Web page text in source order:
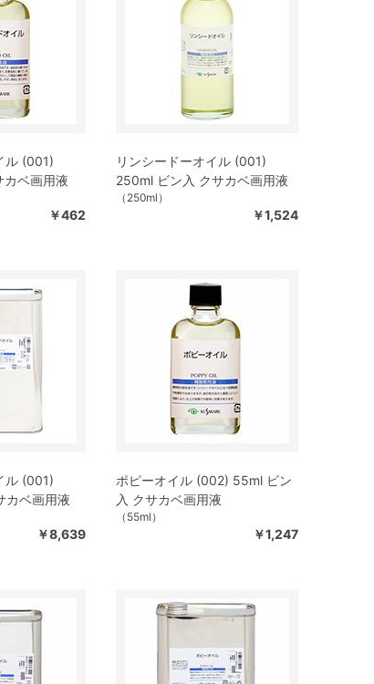
ル (001)
ベ画用液
￥462
リンシードーオイル (001)
250ml ビン入 クサカベ画用液
（250ml）
￥1,524
ル (001)
カベ画用液
￥8,639
ポピーオイル (002) 55ml ビン
入 クサカベ画用液
（55ml）
￥1,247